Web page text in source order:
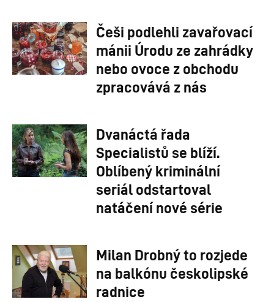
Češi podlehli zavařovací
mánii Úrodu ze zahrádky
nebo ovoce z obchodu
zpracovává z nás
Dvanáctá řada
Specialistů se blíží.
Oblíbený kriminální
seriál odstartoval
natáčení nové série
Milan Drobný to rozjede
na balkónu českolipské
radnice